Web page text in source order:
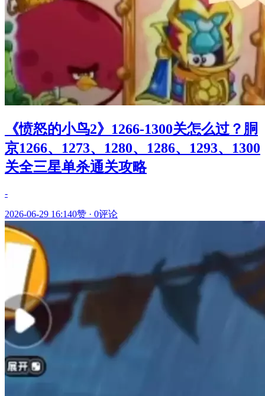
《愤怒的小鸟2》1266-1300关怎么过？胴
京1266、1273、1280、1286、1293、1300
关全三星单杀通关攻略
-
2026-06-29 16:140赞 · 0评论